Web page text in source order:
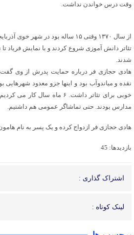
وقت درس خواندن نداشت.
از سال ۱۳۷۰ وقتی ۱۵ ساله بود در
تئاتر دانش آموزی شروع کردند و با نمایش فریاد
شدند.
هادی حجازی فر درباره حمایت پدرش از وی
نقده و میاندوآب بود و اینها جزو معدود
خوبی برای تئاتر داشت. ۶ ماه
مدارس بودند. حتی تماشاگر عمومی هم داشتیم.
هادی حجازی فر ازدواج کرده و یک پسر به نام
بازدیدها: 45
اشتراک گذاری :
لینک کوتاه :